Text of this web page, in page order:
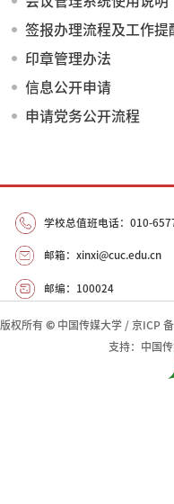
签报办理流程及工作提
印章管理办法
信息公开申请
申请党务公开流程
学校总值班电话：010-
邮箱：xinxi@cuc.edu.cn
邮编：100024
版权所有 © 中国传媒大学 / 京ICP
支持：中国